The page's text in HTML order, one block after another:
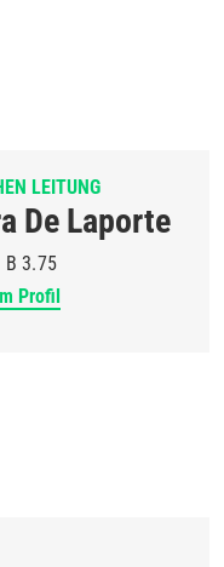
LEITUNG
De Laporte
B 3.75
Profil